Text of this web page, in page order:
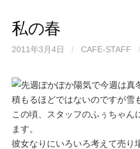
私の春
2011年3月4日 / CAFE-STAFF /
先週ぽかぽか陽気で今週は真
積もるほどではないのですが雪
この頃、スタッフのふぅちゃん
ます。
彼女なりにいろいろ考えて売り